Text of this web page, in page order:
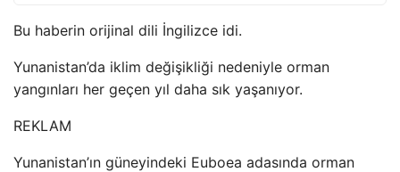
Bu haberin orijinal dili İngilizce idi.
Yunanistan’da iklim değişikliği nedeniyle orman
yangınları her geçen yıl daha sık yaşanıyor.
REKLAM
Yunanistan’ın güneyindeki Euboea adasında orman